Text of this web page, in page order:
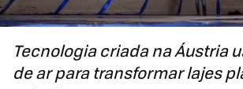
Tecnologia criada na Áustria
de ar para transformar lajes